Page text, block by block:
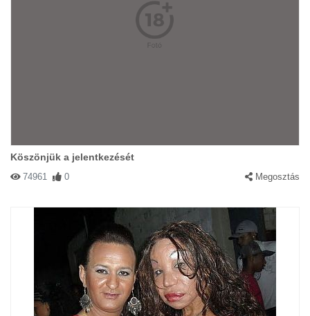
Köszönjük a jelentkezését
74961 0 Megosztás